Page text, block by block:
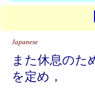
Japanese
また休息のた
を定め，